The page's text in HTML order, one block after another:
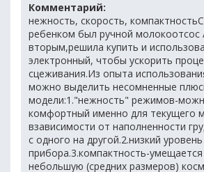
Комментарий:
нежность, скорость,
ребенком был ручной молокоотсос
вторым,решила купить и
электронный, чтобы ускорить
сцеживания.Из опыта
можно выделить несомненные
модели:1."нежность" режимов-
комфортный именно для текущего
взависимости от наполненности
с одного на другой.2.низкий
прибора.3.компактность-
небольшую (средних размеров)